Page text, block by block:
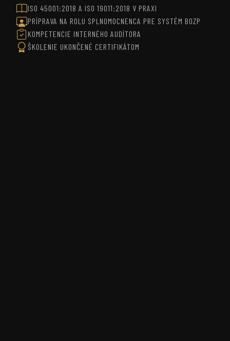
ISO 45001:2018 A ISO 19011:2018 V PRAXI
PRÍPRAVA NA ROLU SPLNOMOCNENCA PRE SYSTÉM BOZP
KOMPETENCIE INTERNÉHO AUDÍTORA
ŠKOLENIE UKONČENÉ CERTIFIKÁTOM